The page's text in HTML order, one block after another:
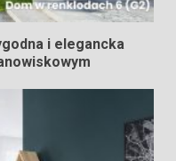
i elegancka